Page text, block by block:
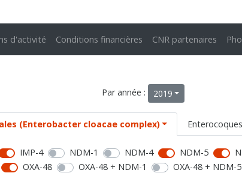
d'activité Conditions financières CNR partenaires
Par année : 2019
(Enterobacter cloacae complex) Enterocoques
IMP-4 NDM-1 NDM-4 NDM-5
OXA-48 OXA-48 + NDM-1 OXA-48 + NDM-5